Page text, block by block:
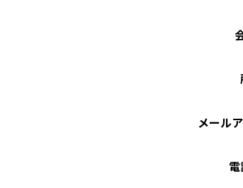
メール